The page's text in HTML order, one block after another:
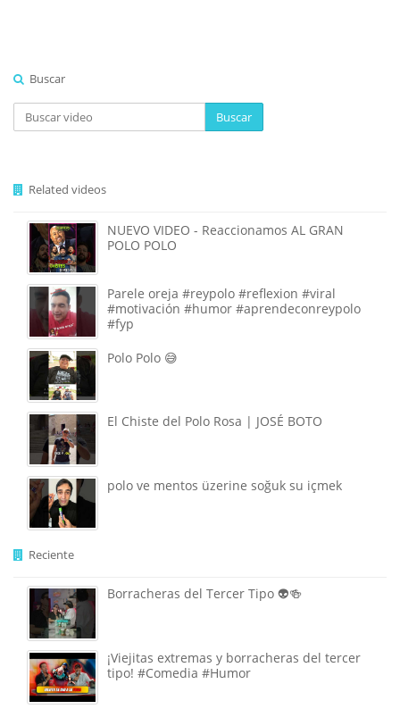
Buscar
Buscar
Related videos
NUEVO VIDEO - Reaccionamos AL GRAN
POLO POLO
Parele oreja #reypolo #reflexion #viral
#motivación #humor #aprendeconreypolo
#fyp
Polo Polo 😅
El Chiste del Polo Rosa | JOSÉ BOTO
polo ve mentos üzerine soğuk su içmek
Reciente
Borracheras del Tercer Tipo 👽🍻
¡Viejitas extremas y borracheras del tercer
tipo! #Comedia #Humor